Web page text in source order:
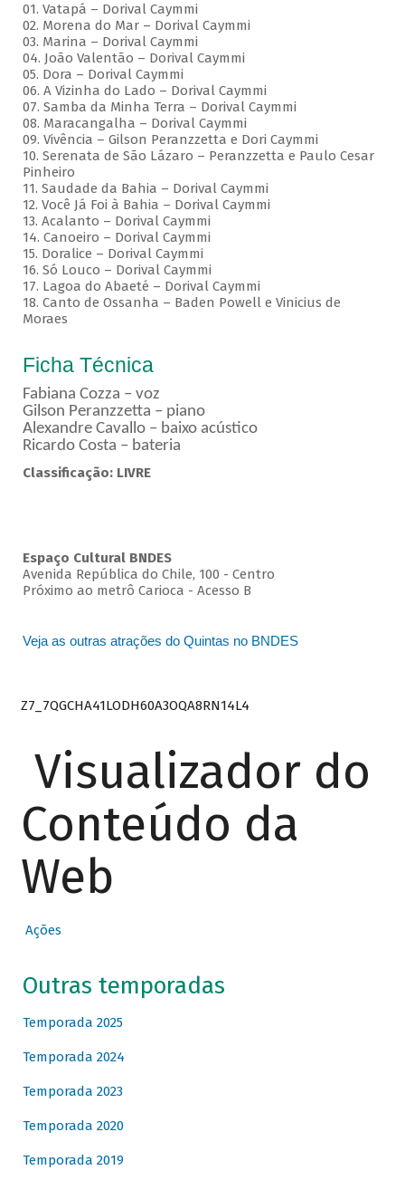
01. Vatapá – Dorival Caymmi
02. Morena do Mar – Dorival Caymmi
03. Marina – Dorival Caymmi
04. João Valentão – Dorival Caymmi
05. Dora – Dorival Caymmi
06. A Vizinha do Lado – Dorival Caymmi
07. Samba da Minha Terra – Dorival Caymmi
08. Maracangalha – Dorival Caymmi
09. Vivência – Gilson Peranzzetta e Dori Caymmi
10. Serenata de São Lázaro – Peranzzetta e Paulo Cesar
Pinheiro
11. Saudade da Bahia – Dorival Caymmi
12. Você Já Foi à Bahia – Dorival Caymmi
13. Acalanto – Dorival Caymmi
14. Canoeiro – Dorival Caymmi
15. Doralice – Dorival Caymmi
16. Só Louco – Dorival Caymmi
17. Lagoa do Abaeté – Dorival Caymmi
18. Canto de Ossanha – Baden Powell e Vinicius de
Moraes
Ficha Técnica
Fabiana Cozza – voz
Gilson Peranzzetta – piano
Alexandre Cavallo – baixo acústico
Ricardo Costa – bateria
Classificação: LIVRE
Espaço Cultural BNDES
Avenida República do Chile, 100 - Centro
Próximo ao metrô Carioca - Acesso B
Veja as outras atrações do Quintas no BNDES
Z7_7QGCHA41LODH60A3OQA8RN14L4
Visualizador do
Conteúdo da
Web
Ações
Outras temporadas
Temporada 2025
Temporada 2024
Temporada 2023
Temporada 2020
Temporada 2019